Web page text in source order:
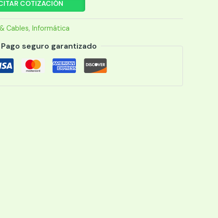
COTIZACIÓN
Cables, Informática
Pago seguro garantizado